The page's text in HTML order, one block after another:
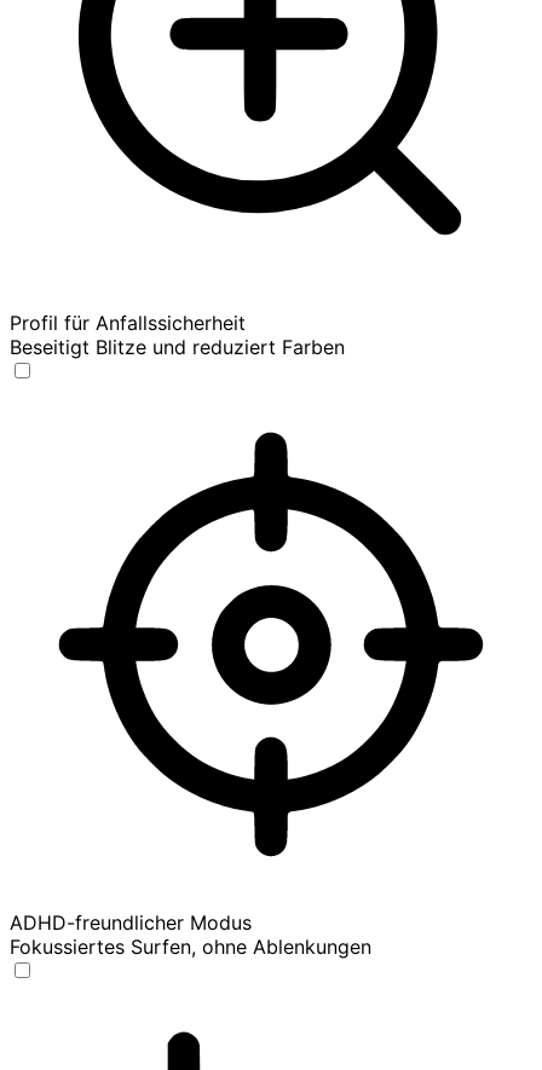
Profil für Anfallssicherheit
Beseitigt Blitze und reduziert Farben
ADHD-freundlicher Modus
Fokussiertes Surfen, ohne Ablenkungen